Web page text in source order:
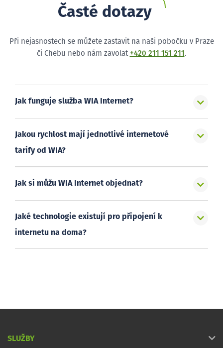
Časté dotazy
Při nejasnostech se můžete zastavit na naši pobočku v Praze
či Chebu nebo nám zavolat +420 211 151 211 .
Jak funguje služba WIA Internet?
Jakou rychlost mají jednotlivé internetové
tarify od WIA?
Jak si můžu WIA Internet objednat?
Jaké technologie existují pro připojení k
internetu na doma?
SLUŽBY